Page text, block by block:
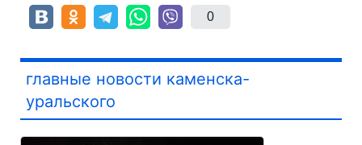
0
главные новости каменска-
уральского